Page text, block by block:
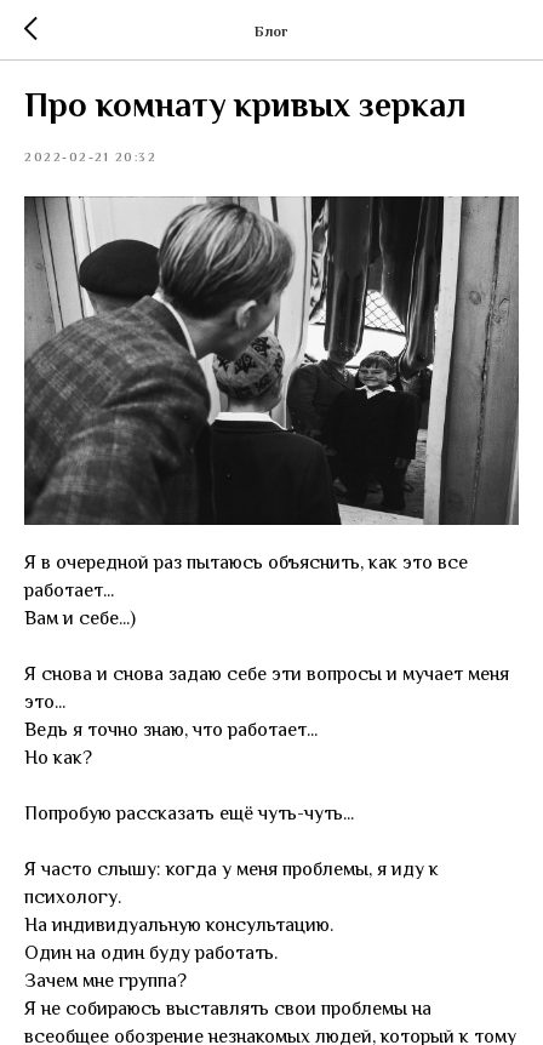
Блог
Про комнату кривых зеркал
2022-02-21 20:32
Я в очередной раз пытаюсь объяснить, как это все
работает...
Вам и себе...)
Я снова и снова задаю себе эти вопросы и мучает меня
это...
Ведь я точно знаю, что работает...
Но как?
Попробую рассказать ещё чуть-чуть...
Я часто слышу: когда у меня проблемы, я иду к
психологу.
На индивидуальную консультацию.
Один на один буду работать.
Зачем мне группа?
Я не собираюсь выставлять свои проблемы на
всеобщее обозрение незнакомых людей, который к тому